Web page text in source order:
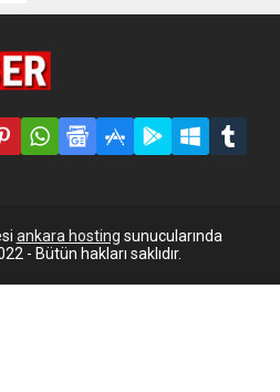
ankara hosting sunucularında
- Bütün hakları saklıdır.